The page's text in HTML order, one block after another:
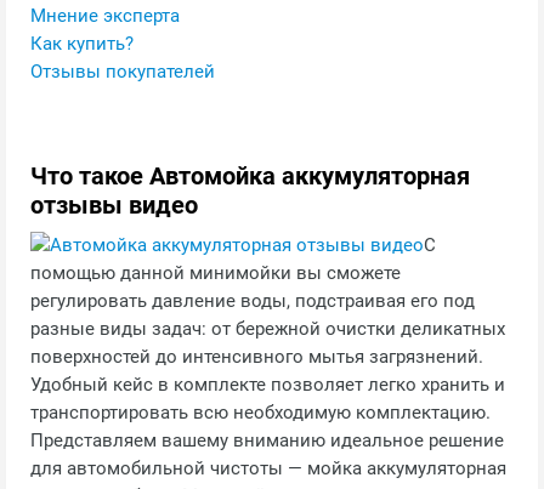
Мнение эксперта
Как купить?
Отзывы покупателей
Что такое Автомойка аккумуляторная
отзывы видео
С
помощью данной минимойки вы сможете
регулировать давление воды, подстраивая его под
разные виды задач: от бережной очистки деликатных
поверхностей до интенсивного мытья загрязнений.
Удобный кейс в комплекте позволяет легко хранить и
транспортировать всю необходимую комплектацию.
Представляем вашему вниманию идеальное решение
для автомобильной чистоты — мойка аккумуляторная